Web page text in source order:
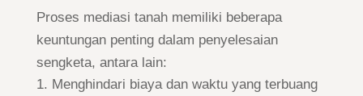
Proses mediasi tanah memiliki beberapa
keuntungan penting dalam penyelesaian
sengketa, antara lain:
Menghindari biaya dan waktu yang terbuang